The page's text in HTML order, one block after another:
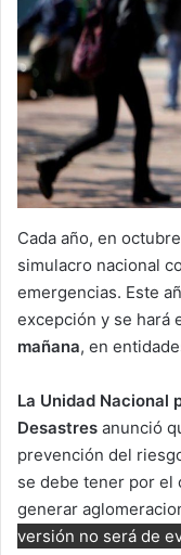
Cada año, en
simulacro nacional
emergencias. Este
excepción y se hará
mañana, en
La Unidad Nacional
Desastres anunció
prevención del
se debe tener por el
generar
versión no será de